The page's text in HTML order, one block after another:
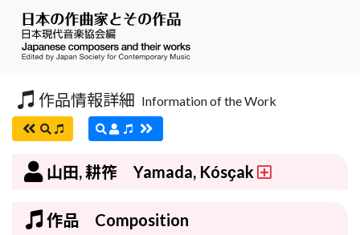
作品情報詳細 Information of the Work
山田, 耕筰 Yamada, Kósҫak
作品 Composition